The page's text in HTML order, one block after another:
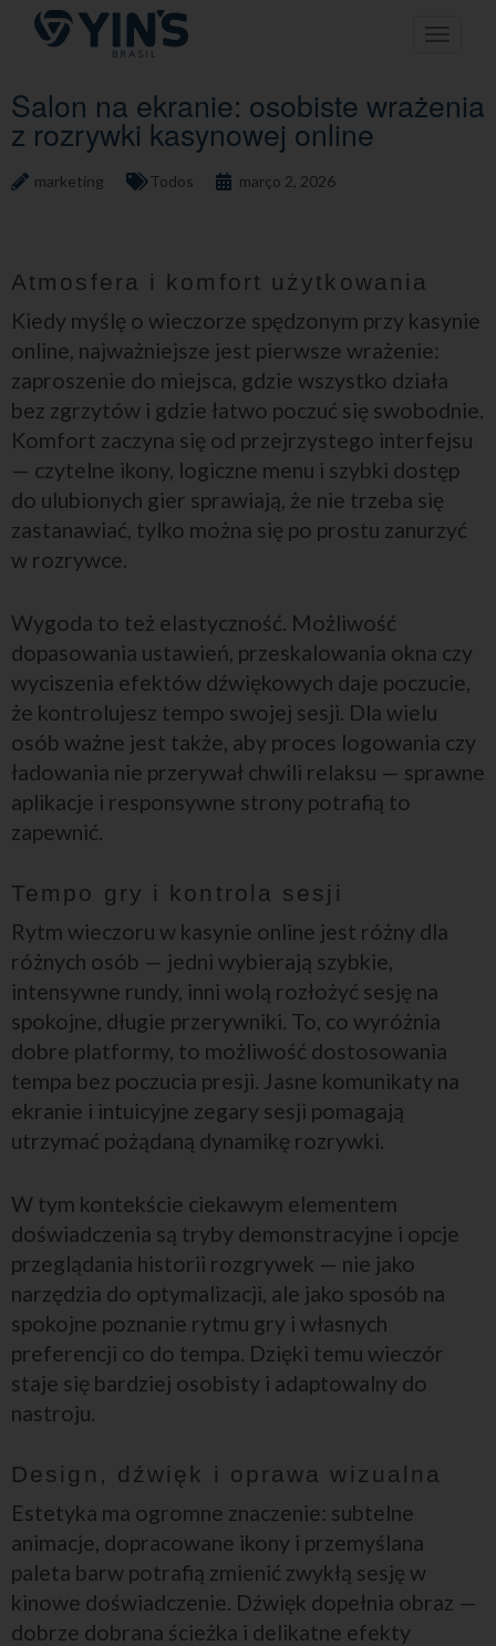
Pular
para
Toggle
Salon na ekranie: osobiste wrażenia
z rozrywki kasynowej online
marketing Todos março 2, 2026
Atmosfera i komfort użytkowania
Kiedy myślę o wieczorze spędzonym przy kasynie
online, najważniejsze jest pierwsze wrażenie:
zaproszenie do miejsca, gdzie wszystko działa
bez zgrzytów i gdzie łatwo poczuć się swobodnie.
Komfort zaczyna się od przejrzystego interfejsu
— czytelne ikony, logiczne menu i szybki dostęp
do ulubionych gier sprawiają, że nie trzeba się
zastanawiać, tylko można się po prostu zanurzyć
w rozrywce.
Wygoda to też elastyczność. Możliwość
dopasowania ustawień, przeskalowania okna czy
wyciszenia efektów dźwiękowych daje poczucie,
że kontrolujesz tempo swojej sesji. Dla wielu
osób ważne jest także, aby proces logowania czy
ładowania nie przerywał chwili relaksu — sprawne
aplikacje i responsywne strony potrafią to
zapewnić.
Tempo gry i kontrola sesji
Rytm wieczoru w kasynie online jest różny dla
różnych osób — jedni wybierają szybkie,
intensywne rundy, inni wolą rozłożyć sesję na
spokojne, długie przerywniki. To, co wyróżnia
dobre platformy, to możliwość dostosowania
tempa bez poczucia presji. Jasne komunikaty na
ekranie i intuicyjne zegary sesji pomagają
utrzymać pożądaną dynamikę rozrywki.
W tym kontekście ciekawym elementem
doświadczenia są tryby demonstracyjne i opcje
przeglądania historii rozgrywek — nie jako
narzędzia do optymalizacji, ale jako sposób na
spokojne poznanie rytmu gry i własnych
preferencji co do tempa. Dzięki temu wieczór
staje się bardziej osobisty i adaptowalny do
nastroju.
Design, dźwięk i oprawa wizualna
Estetyka ma ogromne znaczenie: subtelne
animacje, dopracowane ikony i przemyślana
paleta barw potrafią zmienić zwykłą sesję w
kinowe doświadczenie. Dźwięk dopełnia obraz —
dobrze dobrana ścieżka i delikatne efekty